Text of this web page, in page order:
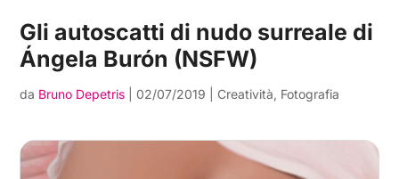
Gli autoscatti di nudo surreale di
Ángela Burón (NSFW)
da Bruno Depetris 02/07/2019 Creatività, Fotografia